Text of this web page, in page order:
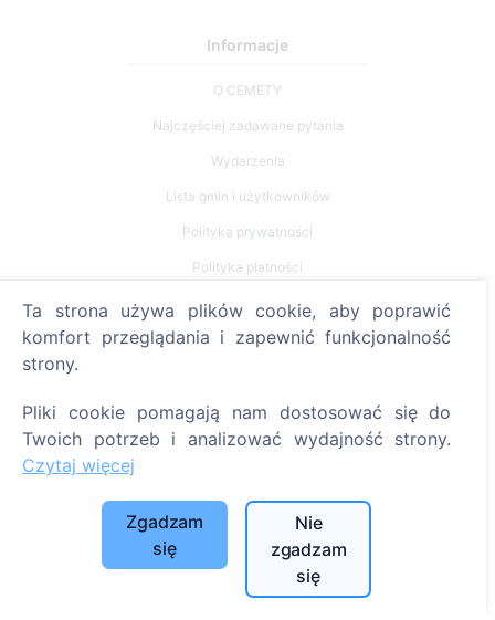
Informacje
O CEMETY
Najczęściej zadawane pytania
Wydarzenia
Lista gmin i użytkowników
Polityka prywatności
Polityka płatności
Ustawienia plików cookie
Szukaj
Szukaj cmentarzy
SIA "CEMETY", LV40103618951
Ta strona używa plików cookie, aby poprawić
komfort przeglądania i zapewnić funkcjonalność
strony.
Pliki cookie pomagają nam dostosować się do
Twoich potrzeb i analizować wydajność strony.
Czytaj więcej
Zgadzam
się
Nie
zgadzam
się